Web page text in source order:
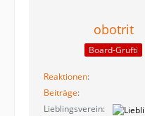
obotrit
Board-Grufti
Reaktionen
Beiträge
Lieblingsverein